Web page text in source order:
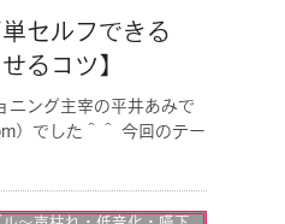
セルフできる
せるコツ】
ング主宰の平井あみで
でした＾＾ 今回のテー